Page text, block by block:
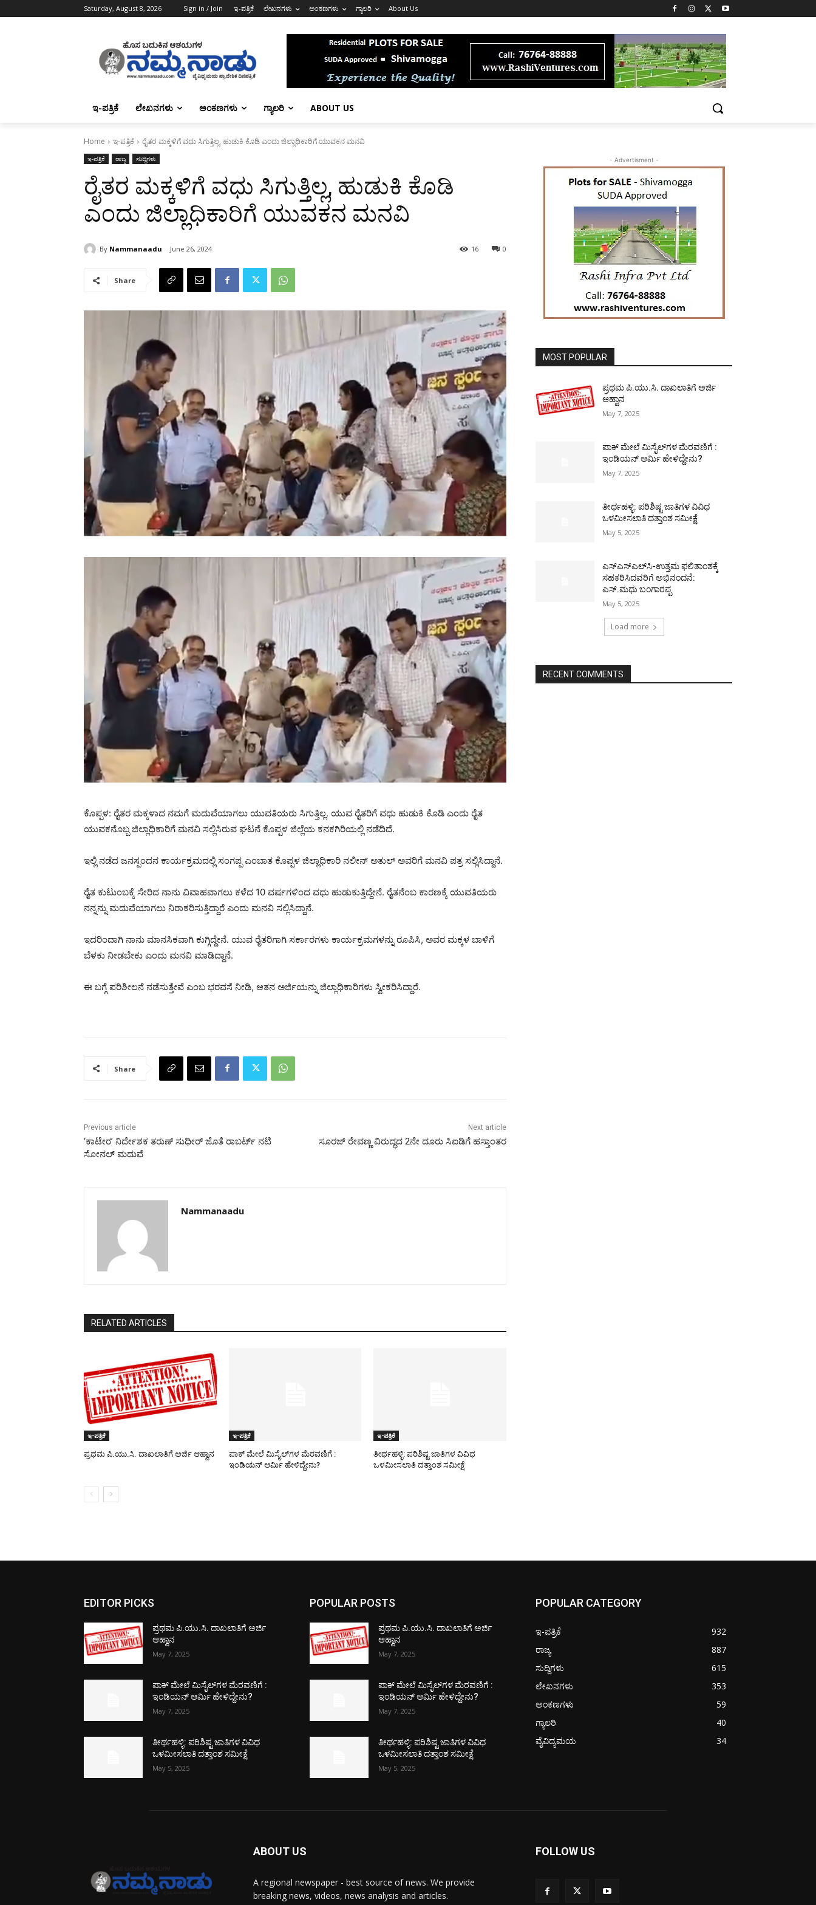
Saturday, August 8, 2026 Sign in / Join ಇ-ಪತ್ರಿಕೆ ಲೇಖನಗಳು ಅಂಕಣಗಳು ಗ್ಯಾಲರಿ About Us
ಇ-ಪತ್ರಿಕೆ ಲೇಖನಗಳು ಅಂಕಣಗಳು ಗ್ಯಾಲರಿ ABOUT US
Home ಇ-ಪತ್ರಿಕೆ ರೈತರ ಮಕ್ಕಳಿಗೆ ವಧು ಸಿಗುತ್ತಿಲ್ಲ, ಹುಡುಕಿ ಕೊಡಿ ಎಂದು ಜಿಲ್ಲಾಧಿಕಾರಿಗೆ ಯುವಕನ ಮನವಿ
ಇ-ಪತ್ರಿಕೆ ರಾಜ್ಯ ಸುದ್ದಿಗಳು
ರೈತರ ಮಕ್ಕಳಿಗೆ ವಧು ಸಿಗುತ್ತಿಲ್ಲ, ಹುಡುಕಿ ಕೊಡಿ
ಎಂದು ಜಿಲ್ಲಾಧಿಕಾರಿಗೆ ಯುವಕನ ಮನವಿ
By Nammanaadu June 26, 2024 0
16
Share
ಕೊಪ್ಪಳ: ರೈತರ ಮಕ್ಕಳಾದ ನಮಗೆ ಮದುವೆಯಾಗಲು ಯುವತಿಯರು ಸಿಗುತ್ತಿಲ್ಲ. ಯುವ ರೈತರಿಗೆ ವಧು ಹುಡುಕಿ ಕೊಡಿ ಎಂದು ರೈತ
ಯುವಕನೊಬ್ಬ ಜಿಲ್ಲಾಧಿಕಾರಿಗೆ ಮನವಿ ಸಲ್ಲಿಸಿರುವ ಘಟನೆ ಕೊಪ್ಪಳ ಜಿಲ್ಲೆಯ ಕನಕಗಿರಿಯಲ್ಲಿ ನಡೆದಿದೆ.
ಇಲ್ಲಿ ನಡೆದ ಜನಸ್ಪಂದನ ಕಾರ್ಯಕ್ರಮದಲ್ಲಿ ಸಂಗಪ್ಪ ಎಂಬಾತ ಕೊಪ್ಪಳ ಜಿಲ್ಲಾಧಿಕಾರಿ ನಲೀನ್ ಅತುಲ್​ ಅವರಿಗೆ ಮನವಿ ಪತ್ರ ಸಲ್ಲಿಸಿದ್ದಾನೆ.
ರೈತ ಕುಟುಂಬಕ್ಕೆ ಸೇರಿದ ನಾನು ವಿವಾಹವಾಗಲು ಕಳೆದ 10 ವರ್ಷಗಳಿಂದ ವಧು ಹುಡುಕುತ್ತಿದ್ದೇನೆ. ರೈತನೆಂಬ ಕಾರಣಕ್ಕೆ ಯುವತಿಯರು
ನನ್ನನ್ನು ಮದುವೆಯಾಗಲು ನಿರಾಕರಿಸುತ್ತಿದ್ದಾರೆ ಎಂದು ಮನವಿ ಸಲ್ಲಿಸಿದ್ದಾನೆ.
ಇದರಿಂದಾಗಿ ನಾನು ಮಾನಸಿಕವಾಗಿ ಕುಗ್ಗಿದ್ದೇನೆ. ಯುವ ರೈತರಿಗಾಗಿ ಸರ್ಕಾರಗಳು ಕಾರ್ಯಕ್ರಮಗಳನ್ನು ರೂಪಿಸಿ, ಅವರ ಮಕ್ಕಳ ಬಾಳಿಗೆ
ಬೆಳಕು ನೀಡಬೇಕು ಎಂದು ಮನವಿ ಮಾಡಿದ್ದಾನೆ.
ಈ ಬಗ್ಗೆ ಪರಿಶೀಲನೆ ನಡೆಸುತ್ತೇವೆ ಎಂಬ ಭರವಸೆ ನೀಡಿ, ಆತನ ಅರ್ಜಿಯನ್ನು ಜಿಲ್ಲಾಧಿಕಾರಿಗಳು ಸ್ವೀಕರಿಸಿದ್ದಾರೆ.
Share
Previous article
‘ಕಾಟೇರ’ ನಿರ್ದೇಶಕ ತರುಣ್ ಸುಧೀರ್ ಜೊತೆ ರಾಬರ್ಟ್ ನಟಿ
ಸೋನಲ್ ಮದುವೆ
Next article
ಸೂರಜ್ ರೇವಣ್ಣ ವಿರುದ್ಧದ 2ನೇ ದೂರು ಸಿಐಡಿಗೆ ಹಸ್ತಾಂತರ
Nammanaadu
RELATED ARTICLES
ಇ-ಪತ್ರಿಕೆ
ಪ್ರಥಮ ಪಿ.ಯು.ಸಿ. ದಾಖಲಾತಿಗೆ ಅರ್ಜಿ ಆಹ್ವಾನ
ಇ-ಪತ್ರಿಕೆ
ಪಾಕ್​ ಮೇಲೆ ಮಿಸೈಲ್​ಗಳ ಮೆರವಣಿಗೆ :
ಇಂಡಿಯನ್ ಆರ್ಮಿ ಹೇಳಿದ್ದೇನು?
ಇ-ಪತ್ರಿಕೆ
ತೀರ್ಥಹಳ್ಳಿ: ಪರಿಶಿಷ್ಟ ಜಾತಿಗಳ ವಿವಿಧ
ಒಳಮೀಸಲಾತಿ ದತ್ತಾಂಶ ಸಮೀಕ್ಷೆ
- Advertisment -
MOST POPULAR
ಪ್ರಥಮ ಪಿ.ಯು.ಸಿ. ದಾಖಲಾತಿಗೆ ಅರ್ಜಿ
ಆಹ್ವಾನ
May 7, 2025
ಪಾಕ್​ ಮೇಲೆ ಮಿಸೈಲ್​ಗಳ ಮೆರವಣಿಗೆ :
ಇಂಡಿಯನ್ ಆರ್ಮಿ ಹೇಳಿದ್ದೇನು?
May 7, 2025
ತೀರ್ಥಹಳ್ಳಿ: ಪರಿಶಿಷ್ಟ ಜಾತಿಗಳ ವಿವಿಧ
ಒಳಮೀಸಲಾತಿ ದತ್ತಾಂಶ ಸಮೀಕ್ಷೆ
May 5, 2025
ಎಸ್‌ಎಸ್‌ಎಲ್‌ಸಿ-ಉತ್ತಮ ಫಲಿತಾಂಶಕ್ಕೆ
ಸಹಕರಿಸಿದವರಿಗೆ ಅಭಿನಂದನೆ:
ಎಸ್.ಮಧು ಬಂಗಾರಪ್ಪ
May 5, 2025
Load more
RECENT COMMENTS
EDITOR PICKS
ಪ್ರಥಮ ಪಿ.ಯು.ಸಿ. ದಾಖಲಾತಿಗೆ ಅರ್ಜಿ
ಆಹ್ವಾನ
May 7, 2025
ಪಾಕ್​ ಮೇಲೆ ಮಿಸೈಲ್​ಗಳ ಮೆರವಣಿಗೆ :
ಇಂಡಿಯನ್ ಆರ್ಮಿ ಹೇಳಿದ್ದೇನು?
May 7, 2025
ತೀರ್ಥಹಳ್ಳಿ: ಪರಿಶಿಷ್ಟ ಜಾತಿಗಳ ವಿವಿಧ
ಒಳಮೀಸಲಾತಿ ದತ್ತಾಂಶ ಸಮೀಕ್ಷೆ
May 5, 2025
POPULAR POSTS
ಪ್ರಥಮ ಪಿ.ಯು.ಸಿ. ದಾಖಲಾತಿಗೆ ಅರ್ಜಿ
ಆಹ್ವಾನ
May 7, 2025
ಪಾಕ್​ ಮೇಲೆ ಮಿಸೈಲ್​ಗಳ ಮೆರವಣಿಗೆ :
ಇಂಡಿಯನ್ ಆರ್ಮಿ ಹೇಳಿದ್ದೇನು?
May 7, 2025
ತೀರ್ಥಹಳ್ಳಿ: ಪರಿಶಿಷ್ಟ ಜಾತಿಗಳ ವಿವಿಧ
ಒಳಮೀಸಲಾತಿ ದತ್ತಾಂಶ ಸಮೀಕ್ಷೆ
May 5, 2025
POPULAR CATEGORY
ಇ-ಪತ್ರಿಕೆ
932
ರಾಜ್ಯ
887
ಸುದ್ದಿಗಳು
615
ಲೇಖನಗಳು
353
ಅಂಕಣಗಳು
59
ಗ್ಯಾಲರಿ
40
ವೈವಿದ್ಯಮಯ
34
ABOUT US
A regional newspaper - best source of news. We provide
breaking news, videos, news analysis and articles.
FOLLOW US